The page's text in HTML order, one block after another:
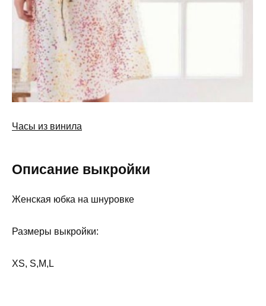
Часы из винила
Описание выкройки
Женская юбка на шнуровке
Размеры выкройки:
XS, S,M,L